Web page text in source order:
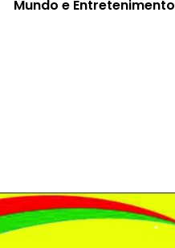
Mundo e Entretenimento